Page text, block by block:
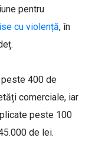
pentru
cu violență, în
400 de
comerciale, iar
peste 100
de lei.